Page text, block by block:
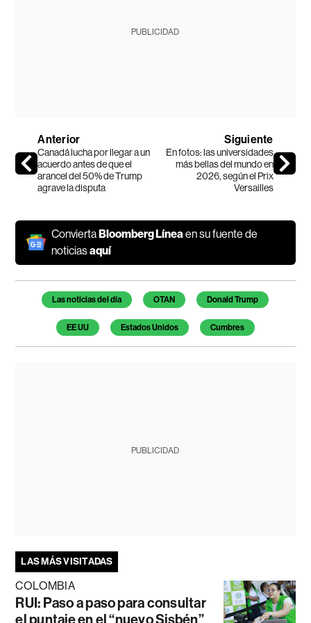
PUBLICIDAD
Anterior
Canadá lucha por llegar a un
acuerdo antes de que el
arancel del 50% de Trump
agrave la disputa
Siguiente
En fotos: las universidades
más bellas del mundo en
2026, según el Prix
Versailles
ConviertaBloomberg Línea en su fuente de
noticiasaquí
Temas de este artículo
Las noticias del día OTAN Donald Trump
EE UU Estados Unidos Cumbres
PUBLICIDAD
LAS MÁS VISITADAS
COLOMBIA
RUI: Paso a paso para consultar
el puntaje en el “nuevo Sisbén”